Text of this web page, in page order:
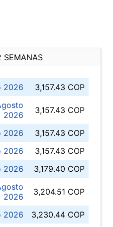
SEMANAS
2026
3,157.43 COP
2026
3,157.43 COP
2026
3,157.43 COP
2026
3,157.43 COP
2026
3,179.40 COP
2026
3,204.51 COP
2026
3,230.44 COP